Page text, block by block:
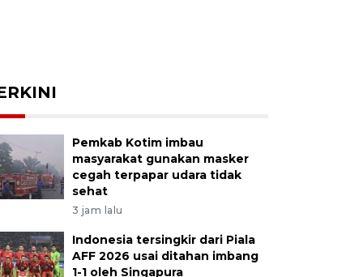
Pemkab Kotim imbau
masyarakat gunakan masker
cegah terpapar udara tidak
sehat
3 jam lalu
Indonesia tersingkir dari Piala
AFF 2026 usai ditahan imbang
1-1 oleh Singapura